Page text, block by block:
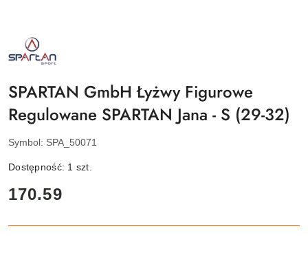
NAZWA
PRODUCENTA:
SPARTAN
SPARTAN GmbH Łyżwy Figurowe
Regulowane SPARTAN Jana - S (29-32)
Symbol: SPA_50071
Dostępność: 1 szt.
cena:
170.59